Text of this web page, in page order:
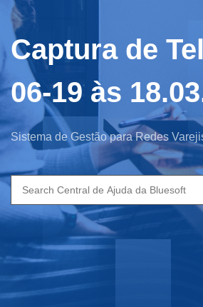
Captura de
06-19 às
Sistema de Gestão para Redes
Search
for: